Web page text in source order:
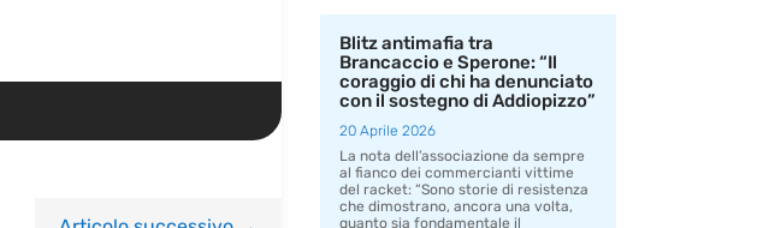
Blitz antimafia tra
Brancaccio e Sperone: “Il
coraggio di chi ha denunciato
con il sostegno di Addiopizzo”
20 Aprile 2026
La nota dell’associazione da sempre
al fianco dei commercianti vittime
del racket: “Sono storie di resistenza
che dimostrano, ancora una volta,
quanto sia fondamentale il